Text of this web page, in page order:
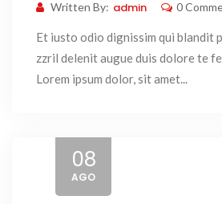
Written By: admin 0
Et iusto odio dignissim qui blandit
zzril delenit augue duis dolore te
Lorem ipsum dolor, sit amet...
08
AGO